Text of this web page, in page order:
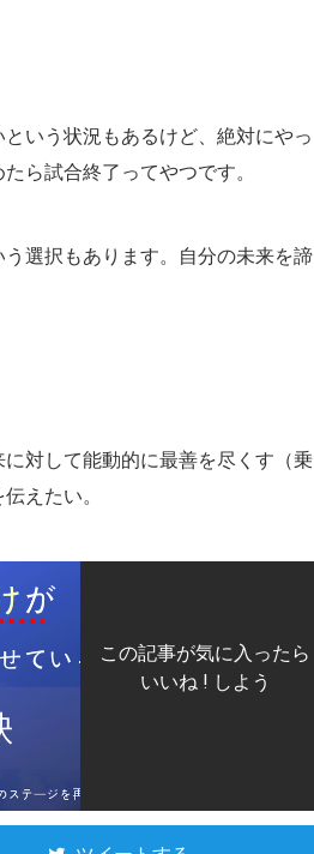
いう状況もあるけど、絶対にやっ
ら試合終了ってやつです。
選択もあります。自分の未来を諦
対して能動的に最善を尽くす（乗
えたい。
この記事が気に入ったら
いいね ! しよう